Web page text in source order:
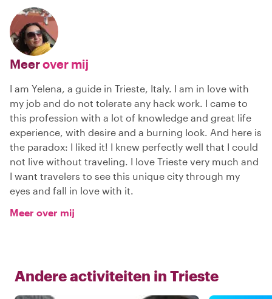
Meerover mij
I am Yelena, a guide in Trieste, Italy. I am in love with
my job and do not tolerate any hack work. I came to
this profession with a lot of knowledge and great life
experience, with desire and a burning look. And here is
the paradox: I liked it! I knew perfectly well that I could
not live without traveling. I love Trieste very much and
I want travelers to see this unique city through my
eyes and fall in love with it.
Meer over mij
Andere activiteiten in Trieste